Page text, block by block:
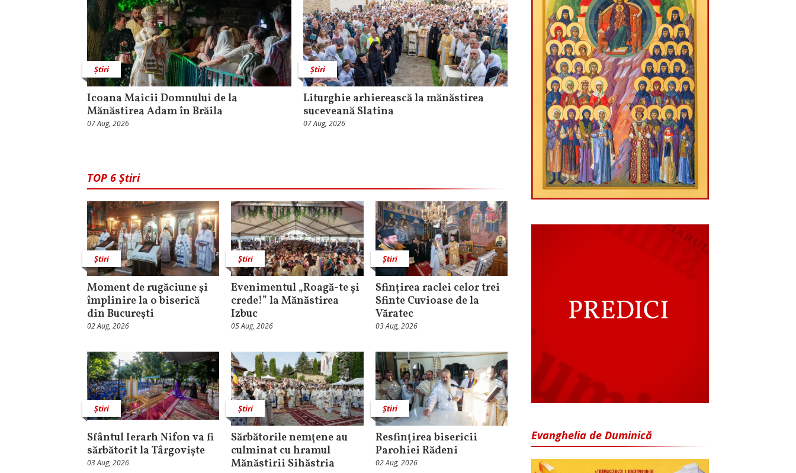
Știri
Icoana Maicii Domnului de la
Mănăstirea Adam în Brăila
07 Aug, 2026
Știri
Liturghie arhierească la mănăstirea
suceveană Slatina
07 Aug, 2026
TOP 6 Știri
Știri
Moment de rugăciune şi
împlinire la o biserică
din Bucureşti
02 Aug, 2026
Știri
Evenimentul „Roagă-te și
crede!” la Mănăstirea
Izbuc
05 Aug, 2026
Știri
Sfințirea raclei celor trei
Sfinte Cuvioase de la
Văratec
03 Aug, 2026
Știri
Sfântul Ierarh Nifon va fi
sărbătorit la Târgoviște
03 Aug, 2026
Știri
Sărbătorile nemţene au
culminat cu hramul
Mănăstirii Sihăstria
Știri
Resfințirea bisericii
Parohiei Rădeni
02 Aug, 2026
Evanghelia de Duminică